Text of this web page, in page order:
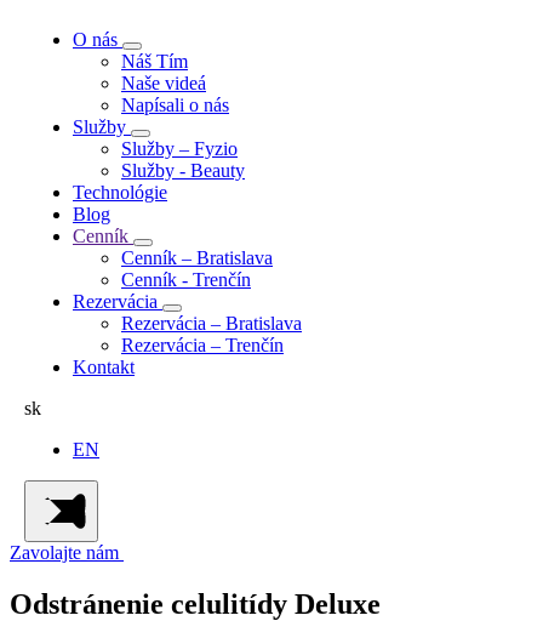
O nás
Náš Tím
Naše videá
Napísali o nás
Služby
Služby – Fyzio
Služby - Beauty
Technológie
Blog
Cenník
Cenník – Bratislava
Cenník - Trenčín
Rezervácia
Rezervácia – Bratislava
Rezervácia – Trenčín
Kontakt
sk
EN
Zavolajte nám
Odstránenie celulitídy Deluxe